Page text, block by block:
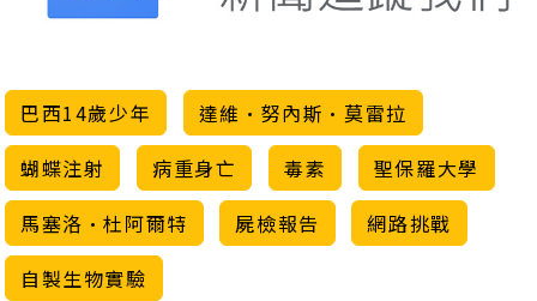
巴西14歲少年
達維·努內斯·莫雷拉
蝴蝶注射
病重身亡 毒素
聖保羅大學
馬塞洛·杜阿爾特
屍檢報告
網路挑戰
自製生物實驗